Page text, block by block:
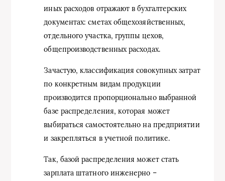
иных расходов отражают в бухгалтерских
документах: сметах общехозяйственных,
отдельного участка, группы цехов,
общепроизводственных расходах.
Зачастую, классификация совокупных затрат
по конкретным видам продукции
производится пропорционально выбранной
базе распределения, которая может
выбираться самостоятельно на предприятии
и закрепляться в учетной политике.
Так, базой распределения может стать
зарплата штатного инженерно –